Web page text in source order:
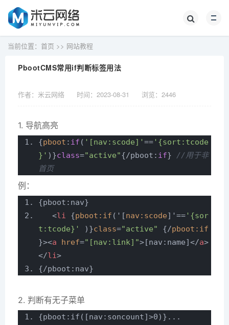
当前位置： 首页 >> 网站教程
PbootCMS常用if判断标签用法
作者：米云网络 时间：2023-08-31 浏览： 2446
1. 导航高亮
{pboot : if ( '[nav:scode]' == '{sort:tcode
}' )}class="active"{/pboot: if} //用于非
首页
例：
{pboot:nav}
<li {pboot:if ('[nav:scode]'== '{sor
t:tcode}'
)}class="active" {/pboot:if
}><a href="[nav:link]">[nav:name]</a>
</li>
{/pboot:nav}
2. 判断有无子菜单
{pboot:if([nav:soncount]>0)}...